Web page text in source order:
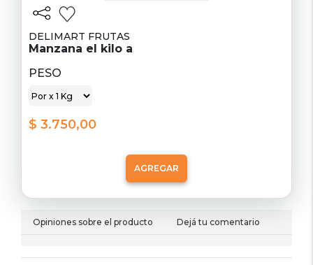
DELIMART FRUTAS
Manzana el kilo a
PESO
$ 3.750,00
AGREGAR
Opiniones sobre el producto Dejá tu comentario